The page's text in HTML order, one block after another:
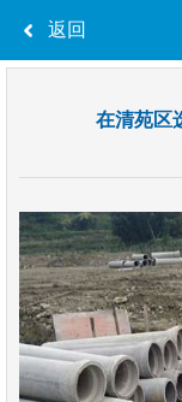
返回
在清苑区